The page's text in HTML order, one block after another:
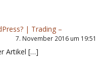
| Trading –
7. November 2016 um 19:51
Artikel […]